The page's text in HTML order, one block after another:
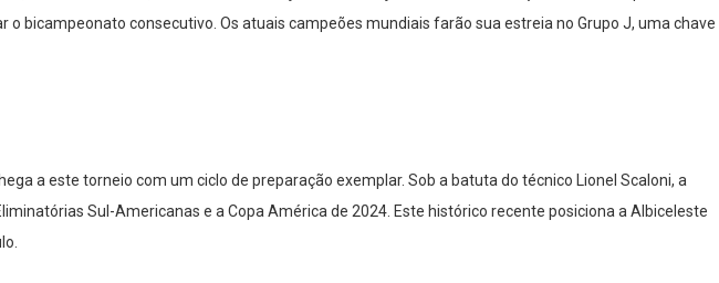
bicampeonato consecutivo. Os atuais campeões mundiais farão sua estreia no Grupo J, uma chave
a este torneio com um ciclo de preparação exemplar. Sob a batuta do técnico Lionel Scaloni, a
Sul-Americanas e a Copa América de 2024. Este histórico recente posiciona a Albiceleste